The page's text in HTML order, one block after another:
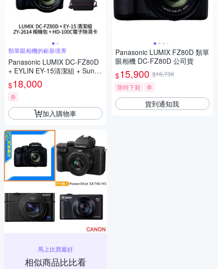
類單眼相機的嶄新境界
Panasonic LUMIX DC-FZ80D
+ EYLIN EY-15清潔組 + SunLi
ght ZY-2614相機包 + EirMai 銳
瑪 HD-100C電子除濕卡 FZ80
D (公司貨)
$18,000
券
加入購物車
馬上比買最好
相似商品比比看
Panasonic LUMIX FZ80D 類單
眼相機 DC-FZ80D 公司貨
$15,900 $16,736
限時下殺
券
貨到通知我